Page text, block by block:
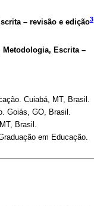
– revisão e edição3
Metodologia, Escrita –
Cuiabá, MT, Brasil.
Goiás, GO, Brasil.
Brasil.
em Educação.